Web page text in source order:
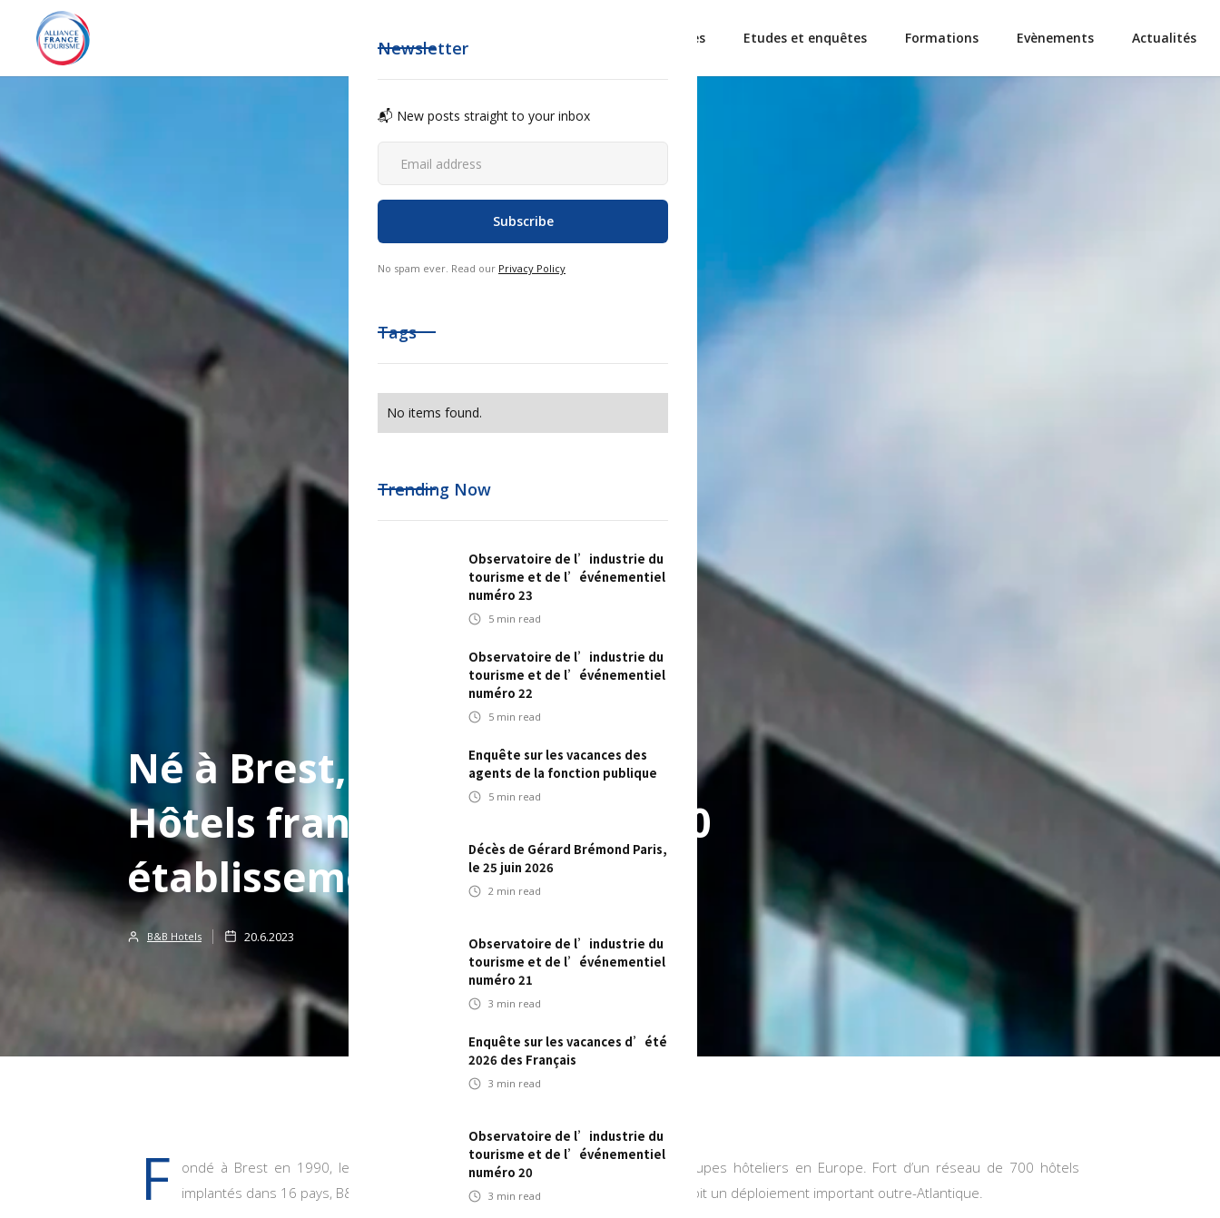
L'Alliance France Tourisme Observatoires Etudes et enquêtes Formations Evènements Actualités
Newsletter
📬 New posts straight to your inbox
No spam ever. Read our Privacy Policy
Tags
No items found.
Trending Now
Observatoire de l’industrie du
tourisme et de l’événementiel
numéro 23
5 min read
Observatoire de l’industrie du
tourisme et de l’événementiel
numéro 22
5 min read
Enquête sur les vacances des
agents de la fonction publique
5 min read
Décès de Gérard Brémond Paris,
le 25 juin 2026
2 min read
Observatoire de l’industrie du
tourisme et de l’événementiel
numéro 21
3 min read
Enquête sur les vacances d’été
2026 des Français
3 min read
Observatoire de l’industrie du
tourisme et de l’événementiel
numéro 20
3 min read
Né à Brest, le réseau B&B
Hôtels franchit le cap des 700
établissements
B&B Hotels 20.6.2023
F
ondé à Brest en 1990, le groupe B&B Hôtels est l’un des plus importants groupes hôteliers en Europe. Fort d’un réseau de 700 hôtels
implantés dans 16 pays, B&B Hôtels poursuit sa dynamique de croissance et prévoit un déploiement important outre-Atlantique.